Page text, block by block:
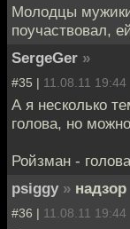
Молодцы
поучаствовал,
SergeGer »
#35 | 11.08.11 19:44
А я несколько
голова, но
Ройзман - голова
psiggy » надзор
#36 | 11.08.11 19:44